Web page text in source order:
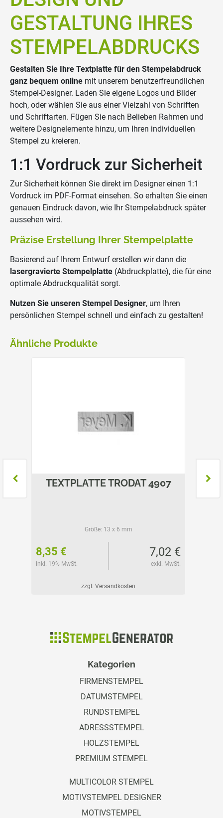
GESTALTUNG IHRES
STEMPELABDRUCKS
Gestalten Sie Ihre Textplatte für den Stempelabdruck
ganz bequem online mit unserem benutzerfreundlichen
Stempel-Designer. Laden Sie eigene Logos und Bilder
hoch, oder wählen Sie aus einer Vielzahl von Schriften
und Schriftarten. Fügen Sie nach Belieben Rahmen und
weitere Designelemente hinzu, um Ihren individuellen
Stempel zu kreieren.
1:1 Vordruck zur Sicherheit
Zur Sicherheit können Sie direkt im Designer einen 1:1
Vordruck im PDF-Format einsehen. So erhalten Sie einen
genauen Eindruck davon, wie Ihr Stempelabdruck später
aussehen wird.
Präzise Erstellung Ihrer Stempelplatte
Basierend auf Ihrem Entwurf erstellen wir dann die
lasergravierte Stempelplatte (Abdruckplatte), die für eine
optimale Abdruckqualität sorgt.
Nutzen Sie unseren Stempel Designer, um Ihren
persönlichen Stempel schnell und einfach zu gestalten!
Ähnliche Produkte
TEXTPLATTE TRODAT 4907
Größe: 13 x 6 mm
8,35 €
inkl. 19% MwSt.
7,02 €
exkl. MwSt.
zzgl. Versandkosten
Kategorien
FIRMENSTEMPEL
DATUMSTEMPEL
RUNDSTEMPEL
ADRESSSTEMPEL
HOLZSTEMPEL
PREMIUM STEMPEL
MULTICOLOR STEMPEL
MOTIVSTEMPEL DESIGNER
MOTIVSTEMPEL